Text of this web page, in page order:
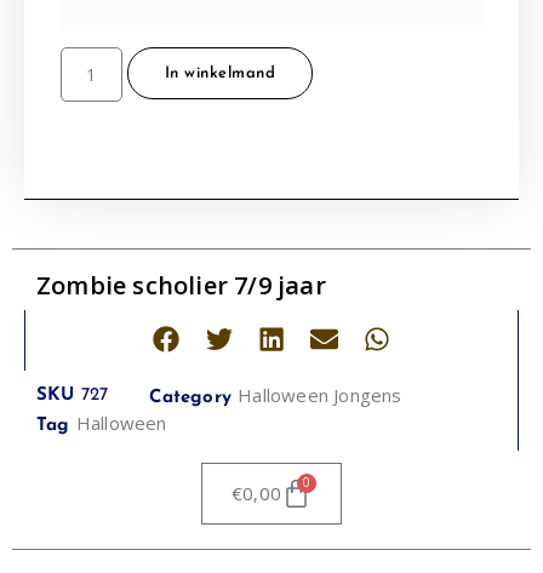
In winkelmand
Zombie scholier 7/9 jaar
SKU 727 Category Halloween Jongens
Tag Halloween
€0,00 0